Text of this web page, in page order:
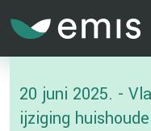
20 juni 2025. -
ijziging